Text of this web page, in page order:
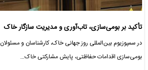
تأکید بر بومی‌سازی، تاب‌آوری و مدیریت سازگار خاک
در سمپوزیوم بین‌المللی روز جهانی خاک، کارشناسان و
بومی‌سازی اقدامات حفاظتی، پایش مشارکتی خاک…